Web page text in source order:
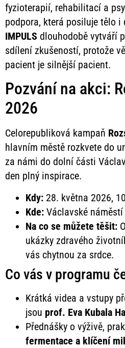
fyzioterapií, rehabilitací a
podpora, která posiluje tělo i
IMPULS dlouhodobě vytváří
sdílení zkušeností, protože
pacient je silnější pacient.
Pozvání na akci:
2026
Celorepubliková kampaň
hlavním městě rozkvete do
za námi do dolní části
den plný inspirace.
Kdy: 28. května 2026,
Kde: Václavské
Na co se můžete těšit:
ukázky zdravého
vás chytnou za srdce.
Co vás v programu
Krátká videa a vstupy
jsou prof. Eva Kubala
Přednášky o výživě,
fermentace a klíčení